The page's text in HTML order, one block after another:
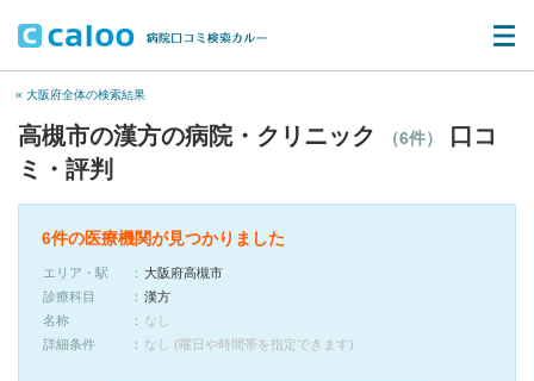
« 大阪府全体の検索結果
高槻市の漢方の病院・クリニック （6件）
口コ
ミ・評判
6件の医療機関が見つかりました
エリア・駅
大阪府高槻市
診療科目
漢方
名称
なし
詳細条件
なし (曜日や時間帯を指定できます)